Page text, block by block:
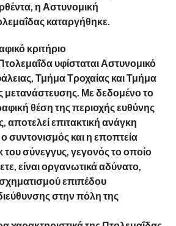
η Αστυνομική
καταργήθηκε.
κριτήριο
υφίσταται Αστυνομικό
Τμήμα Τροχαίας και Τμήμα
Με δεδομένο το
θέση της περιοχής ευθύνης
αποτελεί επιτακτική ανάγκη
συντονισμός και η εποπτεία
του σύνεγγυς, γεγονός το οποίο
είναι οργανωτικά αδύνατο,
επιπέδου
στην πόλη της